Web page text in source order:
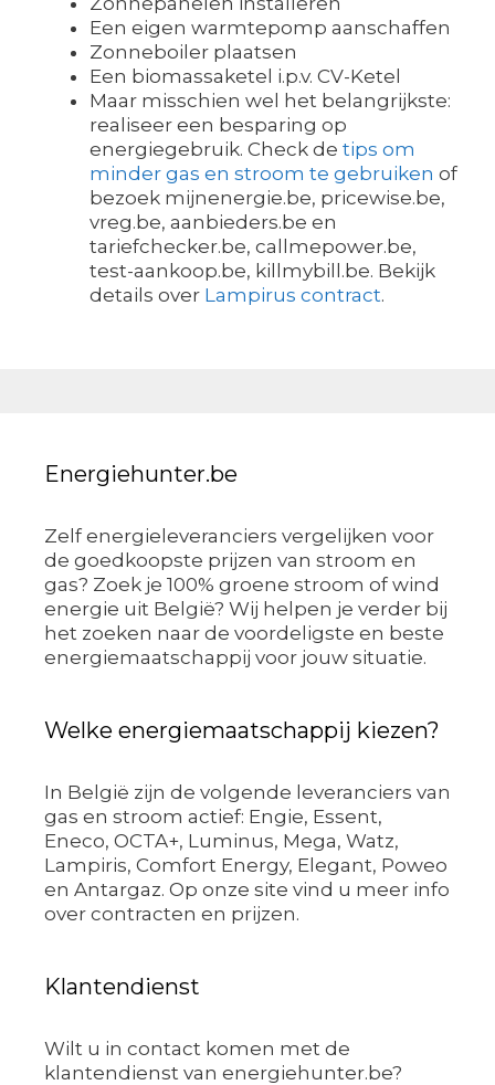
Een eigen warmtepomp aanschaffen
Zonneboiler plaatsen
Een biomassaketel i.p.v. CV-Ketel
Maar misschien wel het belangrijkste:
realiseer een besparing op
energiegebruik. Check de tips om
minder gas en stroom te gebruiken of
bezoek mijnenergie.be, pricewise.be,
vreg.be, aanbieders.be en
tariefchecker.be, callmepower.be,
test-aankoop.be, killmybill.be. Bekijk
details over Lampirus contract.
Energiehunter.be
Zelf energieleveranciers vergelijken voor
de goedkoopste prijzen van stroom en
gas? Zoek je 100% groene stroom of wind
energie uit België? Wij helpen je verder bij
het zoeken naar de voordeligste en beste
energiemaatschappij voor jouw situatie.
Welke energiemaatschappij kiezen?
In België zijn de volgende leveranciers van
gas en stroom actief: Engie, Essent,
Eneco, OCTA+, Luminus, Mega, Watz,
Lampiris, Comfort Energy, Elegant, Poweo
en Antargaz. Op onze site vind u meer info
over contracten en prijzen.
Klantendienst
Wilt u in contact komen met de
klantendienst van energiehunter.be?